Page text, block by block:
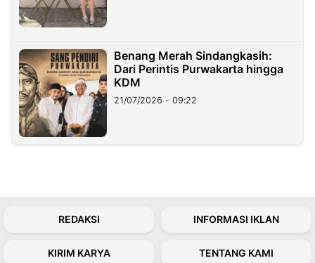
Benang Merah Sindangkasih:
Dari Perintis Purwakarta hingga
KDM
21/07/2026 - 09:22
REDAKSI INFORMASI IKLAN
KIRIM KARYA TENTANG KAMI